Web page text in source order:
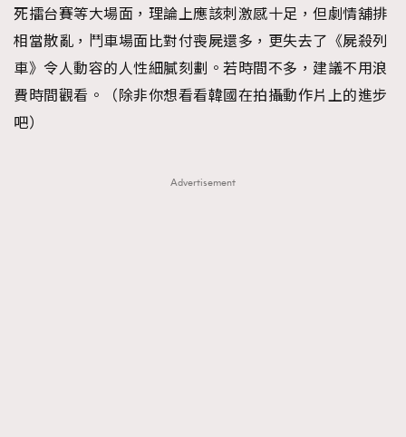
死擂台賽等大場面，理論上應該刺激感十足，但劇情舖排
相當散亂，鬥車場面比對付喪屍還多，更失去了《屍殺列
車》令人動容的人性細膩刻劃。若時間不多，建議不用浪
費時間觀看。（除非你想看看韓國在拍攝動作片上的進步
吧）
Advertisement